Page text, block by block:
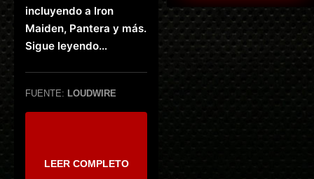
incluyendo a Iron
Maiden, Pantera y más.
Sigue leyendo…
FUENTE: LOUDWIRE
LEER COMPLETO